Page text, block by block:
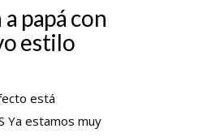
papá con
estilo
está
Ya estamos muy